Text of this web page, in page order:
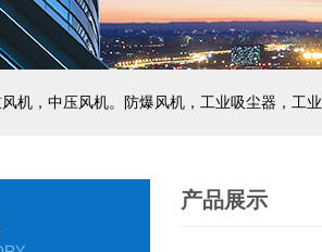
机，中压风机。防爆风机，工业吸尘器，工
产品展示